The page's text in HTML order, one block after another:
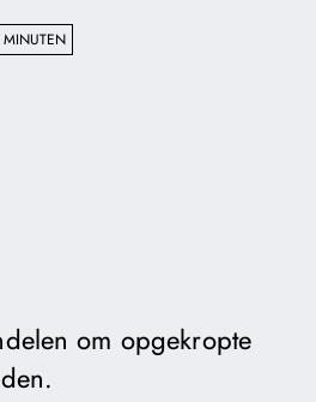
om opgekropte